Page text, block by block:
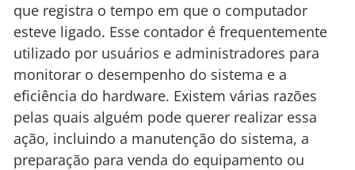
que registra o tempo em que o computador
esteve ligado. Esse contador é frequentemente
utilizado por usuários e administradores para
monitorar o desempenho do sistema e a
eficiência do hardware. Existem várias razões
pelas quais alguém pode querer realizar essa
ação, incluindo a manutenção do sistema, a
preparação para venda do equipamento ou